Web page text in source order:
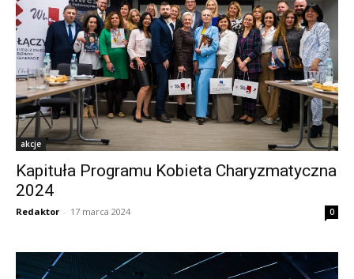
akcje
Kapituła Programu Kobieta Charyzmatyczna
2024
Redaktor - 17 marca 2024 0